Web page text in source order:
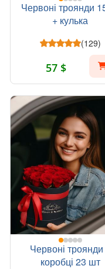
Червоні троянди
+ кулька
(129)
57 $
Червоні
коробці 23 шт